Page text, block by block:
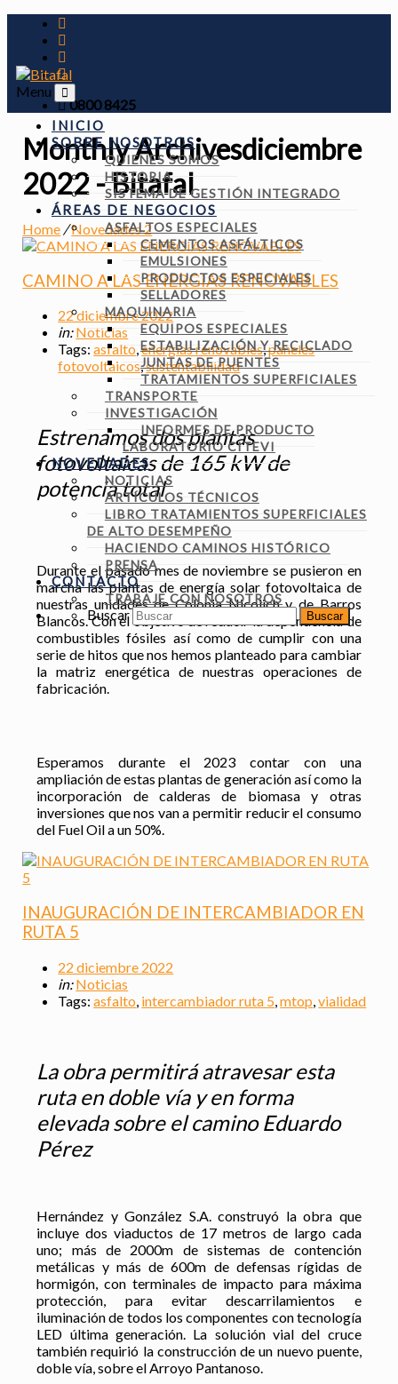
0800 8425
Menu
INICIO
SOBRE NOSOTROS
QUIENES SOMOS
HISTORIA
SISTEMA DE GESTIÓN INTEGRADO
ÁREAS DE NEGOCIOS
ASFALTOS ESPECIALES
CEMENTOS ASFÁLTICOS
EMULSIONES
PRODUCTOS ESPECIALES
SELLADORES
MAQUINARIA
EQUIPOS ESPECIALES
ESTABILIZACIÓN Y RECICLADO
JUNTAS DE PUENTES
TRATAMIENTOS SUPERFICIALES
TRANSPORTE
INVESTIGACIÓN
INFORMES DE PRODUCTO
LABORATORIO CITEVI
NOVEDADES
NOTICIAS
ARTÍCULOS TÉCNICOS
LIBRO TRATAMIENTOS SUPERFICIALES
DE ALTO DESEMPEÑO
HACIENDO CAMINOS HISTÓRICO
PRENSA
CONTACTO
TRABAJE CON NOSOTROS
Buscar
Monthly Archivesdiciembre
2022 - Bitafal
Home /Novedades 2
CAMINO A LAS ENERGIAS RENOVABLES
22 diciembre 2022
in:Noticias
Tags:asfalto,energías renovables,paneles
fotovoltaicos,sustentabilidad
Estrenamos dos plantas
fotovoltaicas de 165 kW de
potencia total
Durante el pasado mes de noviembre se pusieron en
marcha las plantas de energía solar fotovoltaica de
nuestras unidades de Colonia Nicolich y de Barros
Blancos. Con el objetivo de reducir la dependencia de
combustibles fósiles así como de cumplir con una
serie de hitos que nos hemos planteado para cambiar
la matriz energética de nuestras operaciones de
fabricación.
Esperamos durante el 2023 contar con una
ampliación de estas plantas de generación así como la
incorporación de calderas de biomasa y otras
inversiones que nos van a permitir reducir el consumo
del Fuel Oil a un 50%.
INAUGURACIÓN DE INTERCAMBIADOR EN
RUTA 5
22 diciembre 2022
in:Noticias
Tags:asfalto intercambiador ruta 5 ,mtop ,vialidad
La obra permitirá atravesar esta
ruta en doble vía y en forma
elevada sobre el camino Eduardo
Pérez
Hernández y González S.A. construyó la obra que
incluye dos viaductos de 17 metros de largo cada
uno; más de 2000m de sistemas de contención
metálicas y más de 600m de defensas rígidas de
hormigón, con terminales de impacto para máxima
protección, para evitar descarrilamientos e
iluminación de todos los componentes con tecnología
LED última generación. La solución vial del cruce
también requirió la construcción de un nuevo puente,
doble vía, sobre el Arroyo Pantanoso.